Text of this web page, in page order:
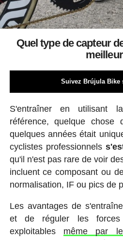
Quel type de capteur
Suivez Brújula Bike
S'entraîner en utilisant
référence, quelque
quelques années était
cyclistes professionnels
qu'il n'est pas rare de voir
incluent ce composant ou
normalisation, IF ou pics de
Les avantages de
et de réguler les
exploitables même par